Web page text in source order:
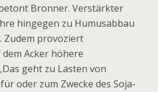
Bronner. Verstärkter
hingegen zu Humusabbau
Zudem provoziert
Acker höhere
geht zu Lasten von
oder zum Zwecke des Soja-